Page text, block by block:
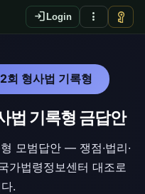
login Login more_vert vpn_key
회 형사법 기록형
법 기록형 금답안
모범답안 — 쟁점·법리·
가법령정보센터 대조로
.